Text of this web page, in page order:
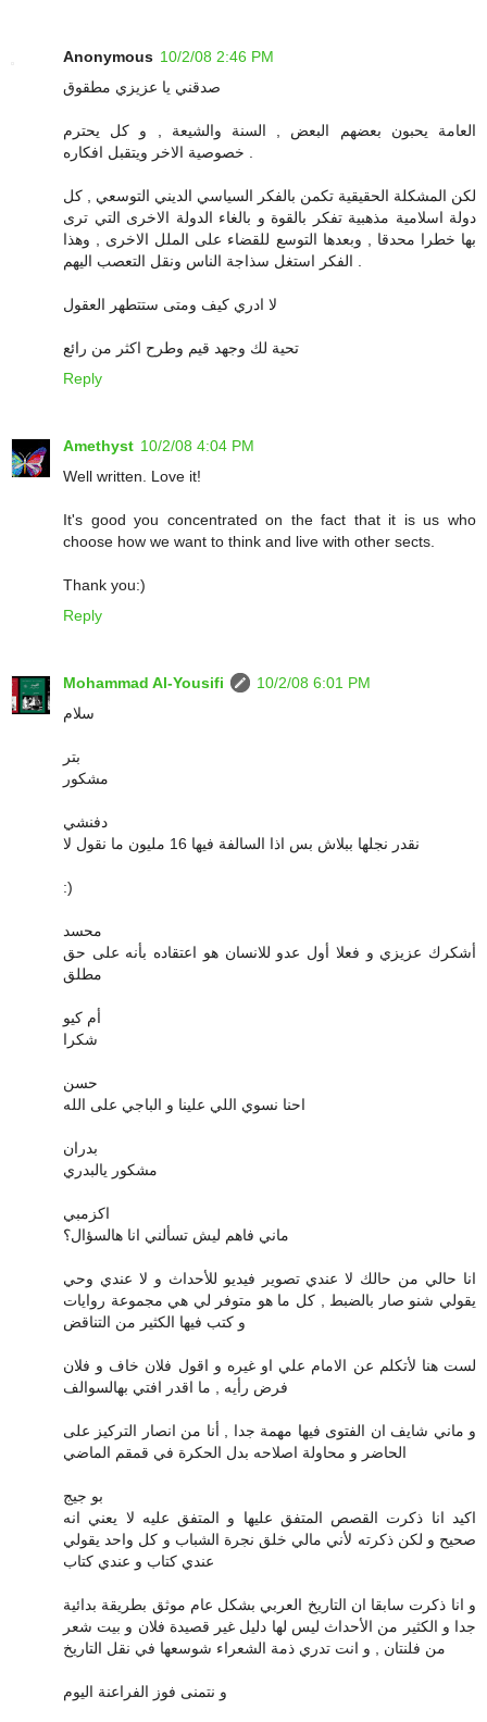
Anonymous 10/2/08 2:46 PM
صدقني يا عزيزي مطقوق
العامة يحبون بعضهم البعض , السنة والشيعة , و كل يحترم
لكن المشكلة الحقيقية تكمن بالفكر السياسي الديني التوسعي , كل
دولة اسلامية مذهبية تفكر بالقوة و بالغاء الدولة الاخرى التي ترى
بها خطرا محدقا , وبعدها التوسع للقضاء على الملل الاخرى , وهذا
لا ادري كيف ومتى ستتطهر العقول
تحية لك وجهد قيم وطرح اكثر من رائع
Reply
Amethyst 10/2/08 4:04 PM
Well written. Love it!
It's good you concentrated on the fact that it is us who
choose how we want to think and live with other sects.
Thank you:)
Reply
Mohammad Al-Yousifi
10/2/08 6:01 PM
سلام
بتر
مشكور
دفنشي
نقدر نجلها ببلاش بس اذا السالفة فيها 16 مليون ما نقول لا
:)
محسد
أشكرك عزيزي و فعلا أول عدو للانسان هو اعتقاده بأنه على حق
مطلق
أم كيو
شكرا
حسن
احنا نسوي اللي علينا و الباجي على الله
بدران
مشكور يالبدري
اكزمبي
ماني فاهم ليش تسألني انا هالسؤال؟
انا حالي من حالك لا عندي تصوير فيديو للأحداث و لا عندي وحي
يقولي شنو صار بالضبط , كل ما هو متوفر لي هي مجموعة روايات
و كتب فيها الكثير من التناقض
لست هنا لأتكلم عن الامام علي او غيره و اقول فلان خاف و فلان
فرض رأيه , ما اقدر افتي بهالسوالف
و ماني شايف ان الفتوى فيها مهمة جدا , أنا من انصار التركيز على
الحاضر و محاولة اصلاحه بدل الحكرة في قمقم الماضي
بو جيج
اكيد انا ذكرت القصص المتفق عليها و المتفق عليه لا يعني انه
صحيح و لكن ذكرته لأني مالي خلق نجرة الشباب و كل واحد يقولي
عندي كتاب و عندي كتاب
و انا ذكرت سابقا ان التاريخ العربي بشكل عام موثق بطريقة بدائية
جدا و الكثير من الأحداث ليس لها دليل غير قصيدة فلان و بيت شعر
من فلنتان , و انت تدري ذمة الشعراء شوسعها في نقل التاريخ
و نتمنى فوز الفراعنة اليوم